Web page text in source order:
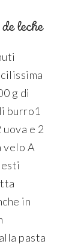
leche
g di
burro1
e 2
velo A
in
pasta